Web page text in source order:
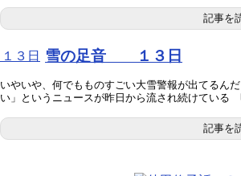
記事を
雪の足音 １３日
いやいや、何でもものすごい大雪警報が出てるん
い」というニュースが昨日から流され続けている
記事を